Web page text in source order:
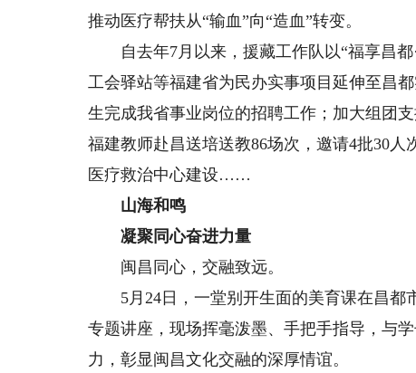
推动医疗帮扶从“输血”向“造血”转变。
自去年7月以来，援藏工作队以“福享昌都·
工会驿站等福建省为民办实事项目延伸至昌
生完成我省事业岗位的招聘工作；加大组团
福建教师赴昌送培送教86场次，邀请4批30
医疗救治中心建设……
山海和鸣
凝聚同心奋进力量
闽昌同心，交融致远。
5月24日，一堂别开生面的美育课在昌都
专题讲座，现场挥毫泼墨、手把手指导，与
力，彰显闽昌文化交融的深厚情谊。